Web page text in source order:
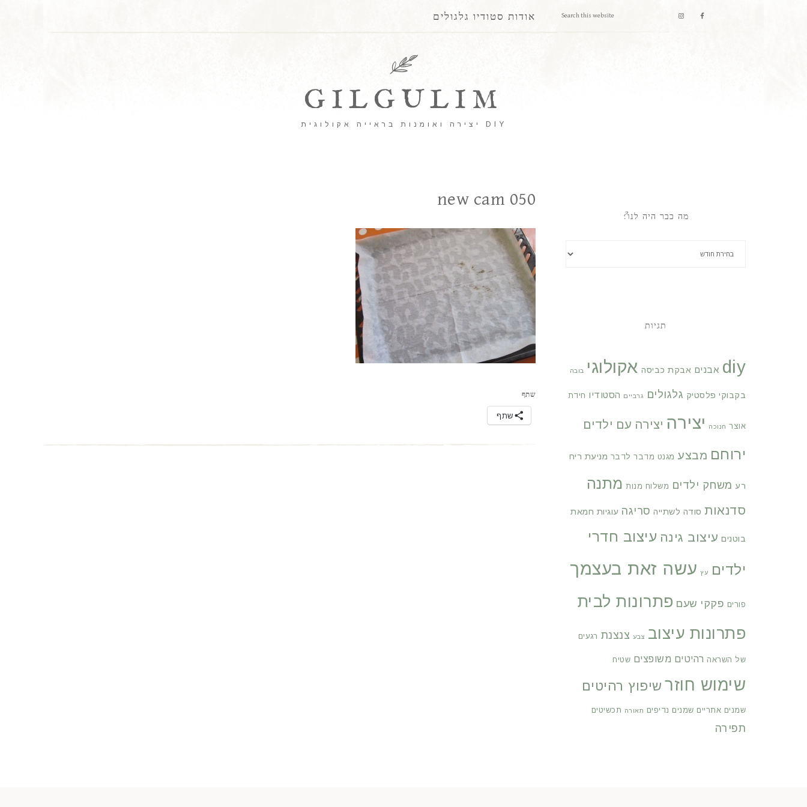
אודות סטודיו גלגולים
GILGULIM
DIY יצירה ואומנות בראייה אקולוגית
new cam 050
שתף
שתף
מה כבר היה לנו?
תגיות
diy אבנים אבקת כביסה אקולוגי בובה
בקבוקי פלסטיק גלגולים גרביים הסטודיו חידת
אוצר חנוכה יצירה יצירה עם ילדים
ירוחם מבצע מגנט מדבר לדבר מניעת ריח
רע משחק ילדים משלוח מנות מתנה
סדנאות סודה לשתייה סריגה עוגיות חמאת
בוטנים עיצוב גינה עיצוב חדרי
ילדים עץ עשה זאת בעצמך
פורים פקקי שעם פתרונות לבית
פתרונות עיצוב צבע צנצנת רגעים
של השראה רהיטים משופצים שטיח
שימוש חוזר שיפוץ רהיטים
שמנים אתריים שמנים נדיפים תאורה תכשיטים
תפירה